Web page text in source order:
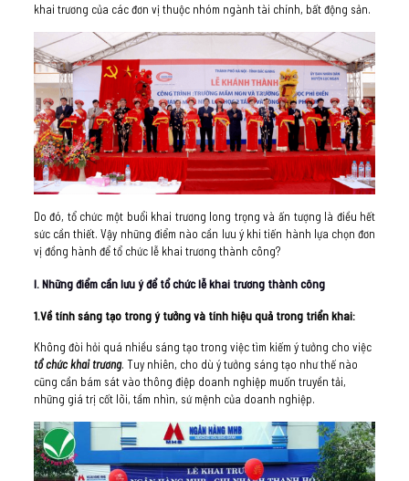
khai trương của các đơn vị thuộc nhóm ngành tài chính, bất động sản.
Do đó, tổ chức một buổi khai trương long trọng và ấn tượng là điều hết
sức cần thiết. Vậy những điểm nào cần lưu ý khi tiến hành lựa chọn đơn
vị đồng hành để tổ chức lễ khai trương thành công?
I. Những điểm cần lưu ý để tổ chức lễ khai trương thành công
1.Về tính sáng tạo trong ý tưởng và tính hiệu quả trong triển khai:
Không đòi hỏi quá nhiều sáng tạo trong việc tìm kiếm ý tưởng cho việc
tổ chức khai trương. Tuy nhiên, cho dù ý tưởng sáng tạo như thế nào
cũng cần bám sát vào thông điệp doanh nghiệp muốn truyền tải,
những giá trị cốt lõi, tầm nhìn, sứ mệnh của doanh nghiệp.